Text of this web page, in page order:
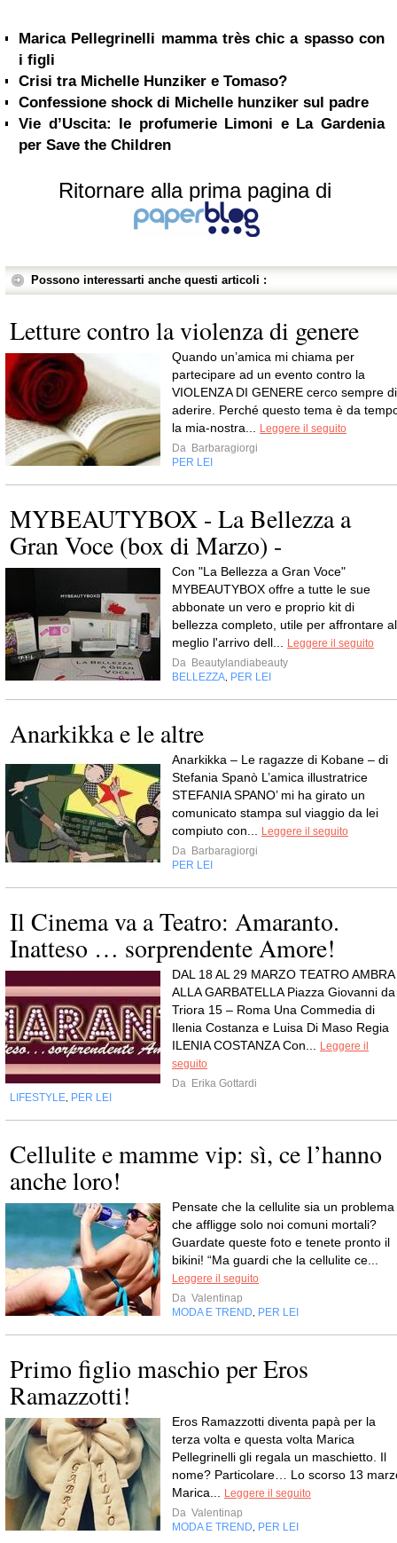
Marica Pellegrinelli mamma très chic a spasso con
i figli
Crisi tra Michelle Hunziker e Tomaso?
Confessione shock di Michelle hunziker sul padre
Vie d’Uscita: le profumerie Limoni e La Gardenia
per Save the Children
Ritornare alla prima pagina di
Possono interessarti anche questi articoli :
Letture contro la violenza di genere
Quando un’amica mi chiama per
partecipare ad un evento contro la
VIOLENZA DI GENERE cerco sempre di
aderire. Perché questo tema è da
la mia-nostra...
Leggere il seguito
Da Barbaragiorgi
PER LEI
MYBEAUTYBOX - La Bellezza a
Gran Voce (box di Marzo) -
Con "La Bellezza a Gran Voce"
MYBEAUTYBOX offre a tutte le sue
abbonate un vero e proprio kit di
bellezza completo, utile per affrontare al
meglio l'arrivo dell...
Leggere il seguito
Da Beautylandiabeauty
BELLEZZA PER LEI
Anarkikka e le altre
Anarkikka – Le ragazze di Kobane – di
Stefania Spanò L’amica illustratrice
STEFANIA SPANO’ mi ha girato un
comunicato stampa sul viaggio da lei
compiuto con...
Leggere il seguito
Da Barbaragiorgi
PER LEI
Il Cinema va a Teatro: Amaranto.
Inatteso … sorprendente Amore!
DAL 18 AL 29 MARZO TEATRO AMBRA
ALLA GARBATELLA Piazza Giovanni da
Triora 15 – Roma Una Commedia di
Ilenia Costanza e Luisa Di Maso Regia
ILENIA COSTANZA Con...
Leggere il
seguito
Da Erika Gottardi
LIFESTYLE PER LEI
Cellulite e mamme vip: sì, ce l’hanno
anche loro!
Pensate che la cellulite sia un problema
che affligge solo noi comuni mortali?
Guardate queste foto e tenete pronto il
bikini! “Ma guardi che la cellulite ce...
Leggere il seguito
Da Valentinap
MODA E TREND
PER LEI
Primo figlio maschio per Eros
Ramazzotti!
Eros Ramazzotti diventa papà per la
terza volta e questa volta Marica
Pellegrinelli gli regala un maschietto. Il
nome? Particolare… Lo scorso 13
Marica...
Leggere il seguito
Da Valentinap
MODA E TREND
PER LEI